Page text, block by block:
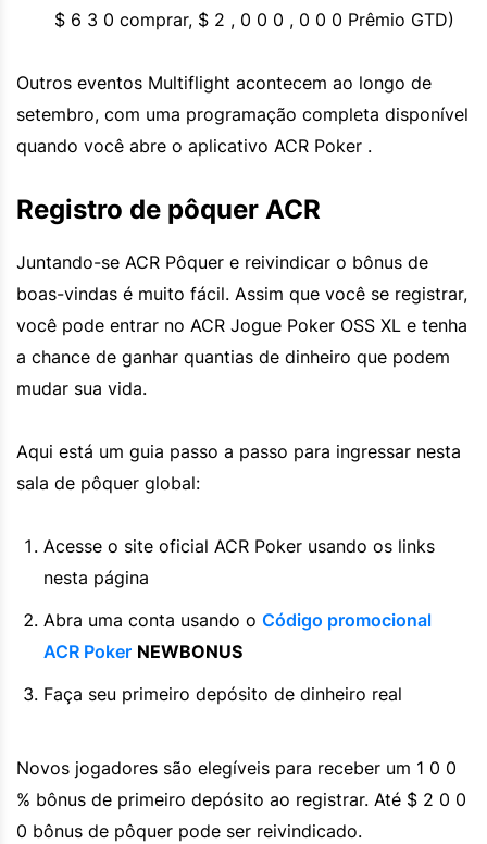
$ 6 3 0 comprar, $ 2 , 0 0 0 , 0 0 0 Prêmio GTD)
Outros eventos Multiflight acontecem ao longo de
setembro, com uma programação completa disponível
quando você abre o aplicativo ACR Poker .
Registro de pôquer ACR
Juntando-se ACR Pôquer e reivindicar o bônus de
boas-vindas é muito fácil. Assim que você se registrar,
você pode entrar no ACR Jogue Poker OSS XL e tenha
a chance de ganhar quantias de dinheiro que podem
mudar sua vida.
Aqui está um guia passo a passo para ingressar nesta
sala de pôquer global:
Acesse o site oficial ACR Poker usando os links
nesta página
Abra uma conta usando o Código promocional
ACR Poker NEWBONUS
Faça seu primeiro depósito de dinheiro real
Novos jogadores são elegíveis para receber um 1 0 0
% bônus de primeiro depósito ao registrar. Até $ 2 0 0
0 bônus de pôquer pode ser reivindicado.